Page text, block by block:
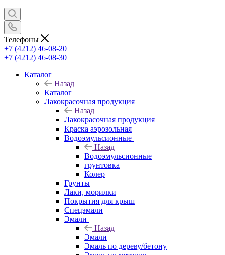
Телефоны
+7 (4212) 46-08-20
+7 (4212) 46-08-30
Каталог
Назад
Каталог
Лакокрасочная продукция
Назад
Лакокрасочная продукция
Краска аэрозольная
Водоэмульсионные
Назад
Водоэмульсионные
грунтовка
Колер
Грунты
Лаки, морилки
Покрытия для крыш
Спецэмали
Эмали
Назад
Эмали
Эмаль по дереву/бетону